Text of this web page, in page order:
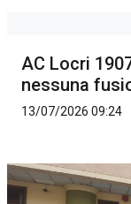
AC Locri
nessuna
13/07/2026 09:24